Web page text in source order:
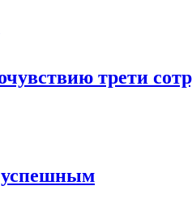
трети
успешным